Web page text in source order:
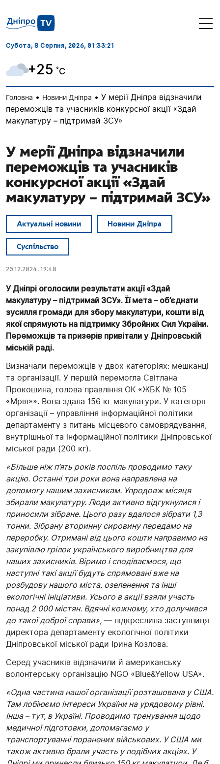
Субота, 8 Серпня, 2026, 01:33:21
+25 ˚C
Головна • Новини Дніпра • У мерії Дніпра відзначили
переможців та учасників конкурсної акції «Здай
макулатуру – підтримай ЗСУ»
У мерії Дніпра відзначили
переможців та учасників
конкурсної акції «Здай
макулатуру – підтримай ЗСУ»
Актуальні новини Новини Дніпра
Суспільство
20.12.2024, 19:40
У Дніпрі оголосили результати акції «Здай
макулатуру – підтримай ЗСУ». Її мета – об’єднати
зусилля громади для збору макулатури, кошти від
якої спрямують на підтримку Збройних Сил України.
Переможців та призерів привітали у Дніпровській
міській раді.
Визначали переможців у двох категоріях: мешканці
та організації. У першій перемогла Світлана
Прокошина, голова правління ОК «ЖБК № 105
«Мрія»». Вона здала 156 кг макулатури. У категорії
організації – управління інформаційної політики
департаменту з питань місцевого самоврядування,
внутрішньої та інформаційної політики Дніпровської
міської ради (200 кг).
«Більше ніж п’ять років поспіль проводимо таку
акцію. Останні три роки вона направлена на
допомогу нашим захисникам. Упродовж місяця
збирали макулатуру. Люди активно відгукнулися і
приносили зібране. Цього разу вдалося зібрати 1,3
тонни. Зібрану вторинну сировину передамо на
переробку. Отримані від цього кошти направимо на
закупівлю грілок українського виробництва для
наших захисників. Віримо і сподіваємося, що
наступні такі акції будуть спрямовані вже на
розбудову нашого міста, озеленення та інші
екологічні ініціативи. Усього в акції взяли участь
понад 2 000 містян. Вдячні кожному, хто долучився
до такої доброї справи», — підкреслила заступниця
директора департаменту екологічної політики
Дніпровської міської ради Ірина Козлова.
Серед учасників відзначили й американську
волонтерську організацію NGO «Blue&Yellow USA».
«Одна частина нашої організації розташована у США.
Там лобіюємо інтереси України на урядовому рівні.
Інша – тут, в Україні. Проводимо тренування щодо
медичної підготовки, допомагаємо у
транспортуванні поранених військових. У США ми
також активно брали участь у подібних акціях. У